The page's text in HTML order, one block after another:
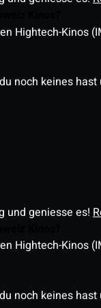
Hightech-Kinos
noch keines
und geniesse es!
Hightech-Kinos
noch keines